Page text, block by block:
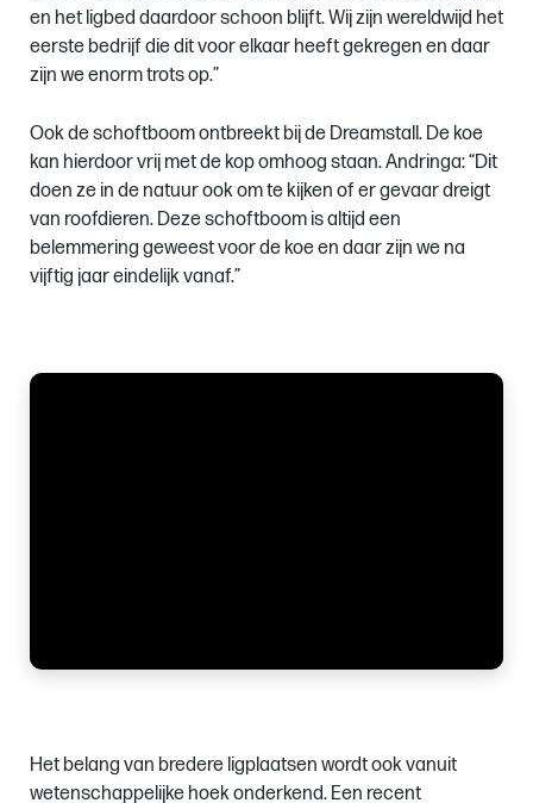
en het ligbed daardoor schoon blijft. Wij zijn wereldwijd het
eerste bedrijf die dit voor elkaar heeft gekregen en daar
zijn we enorm trots op.”
Ook de schoftboom ontbreekt bij de Dreamstall. De koe
kan hierdoor vrij met de kop omhoog staan. Andringa: “Dit
doen ze in de natuur ook om te kijken of er gevaar dreigt
van roofdieren. Deze schoftboom is altijd een
belemmering geweest voor de koe en daar zijn we na
vijftig jaar eindelijk vanaf.”
Images
Het belang van bredere ligplaatsen wordt ook vanuit
wetenschappelijke hoek onderkend. Een recent